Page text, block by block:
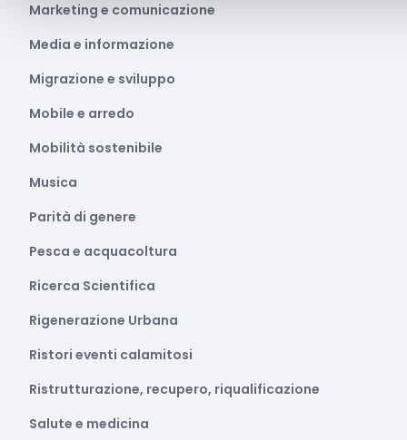
Marketing e comunicazione
Media e informazione
Migrazione e sviluppo
Mobile e arredo
Mobilità sostenibile
Musica
Parità di genere
Pesca e acquacoltura
Ricerca Scientifica
Rigenerazione Urbana
Ristori eventi calamitosi
Ristrutturazione, recupero, riqualificazione
Salute e medicina